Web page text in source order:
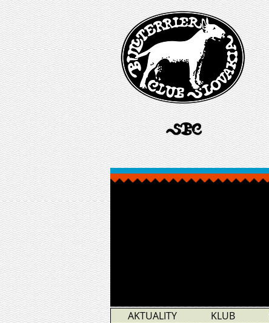
AKTUALITY KLUB